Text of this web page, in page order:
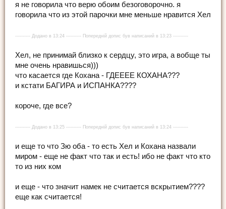
я не говорила что верю обоим безоговорочно. я
говорила что из этой парочки мне меньше нравится Хел
---------- Додано в 13:24 ---------- Попередній допис був написаний в 13:23 ----------
Хел, не принимай близко к сердцу, это игра, а вобще ты
мне очень нравишься)))
что касается где Кохана - ГДЕЕЕЕ КОХАНА???
и кстати БАГИРА и ИСПАНКА????
короче, где все?
---------- Додано в 13:25 ---------- Попередній допис був написаний в 13:24 ----------
и еще то что Зю оба - то есть Хел и Кохана назвали
миром - еще не факт что так и есть! ибо не факт что кто
то из них ком
и еще - что значит намек не считается вскрытием????
еще как считается!